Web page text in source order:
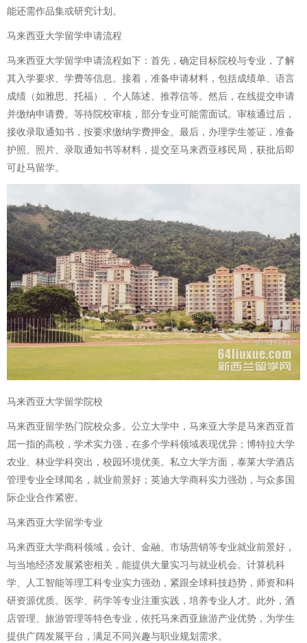
能还需作品集或研究计划。
马来西亚大学留学申请流程
马来西亚大学留学申请流程如下：首先，确定目标院校与专业，了解
其入学要求、学费等信息。接着，准备申请材料，包括成绩单、语言
成绩（如雅思、托福）、个人陈述、推荐信等。然后，在线提交申请
并缴纳申请费。等待院校审核，部分专业可能需面试。审核通过后，
接收录取通知书，按要求缴纳学费押金。最后，办理学生签证，准备
护照、照片、录取通知书等材料，提交至马来西亚移民局，获批后即
可赴马留学。
马来西亚大学留学院校
马来西亚留学热门院校众多。公立大学中，马来亚大学是马来西亚首
屈一指的高校，学术实力强，在多个学科领域表现优异；博特拉大学
农业、林业学科突出，校园环境优美。私立大学方面，泰莱大学酒店
管理专业全球闻名，就业前景好；英迪大学商科实力强劲，与众多国
际企业合作紧密。
马来西亚大学留学专业
马来西亚大学商科领域，会计、金融、市场营销等专业就业前景好，
与当地经济发展紧密相关，能提供大量实习与就业机会。计算机科
学、人工智能等理工科专业实力强劲，紧跟全球科技趋势，师资和科
研资源优质。医学、药学等专业注重实践，培养专业人才。此外，酒
店管理、旅游管理等特色专业，依托马来西亚旅游产业优势，为学生
提供广阔发展平台，满足不同兴趣与职业规划需求。